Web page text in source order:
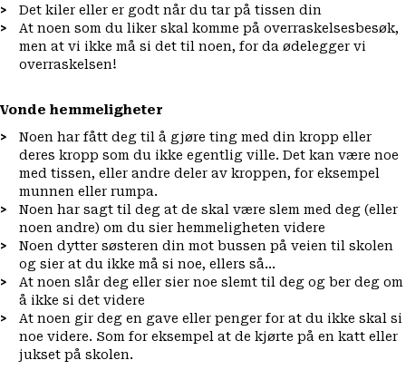
Det kiler eller er godt når du tar på tissen din
At noen som du liker skal komme på overraskelsesbesøk,
men at vi ikke må si det til noen, for da ødelegger vi
overraskelsen!
Vonde hemmeligheter
Noen har fått deg til å gjøre ting med din kropp eller
deres kropp som du ikke egentlig ville. Det kan være noe
med tissen, eller andre deler av kroppen, for eksempel
munnen eller rumpa.
Noen har sagt til deg at de skal være slem med deg (eller
noen andre) om du sier hemmeligheten videre
Noen dytter søsteren din mot bussen på veien til skolen
og sier at du ikke må si noe, ellers så…
At noen slår deg eller sier noe slemt til deg og ber deg om
å ikke si det videre
At noen gir deg en gave eller penger for at du ikke skal si
noe videre. Som for eksempel at de kjørte på en katt eller
jukset på skolen.